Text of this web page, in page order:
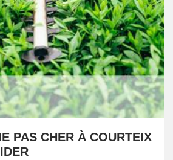
PAS CHER À COURTEIX